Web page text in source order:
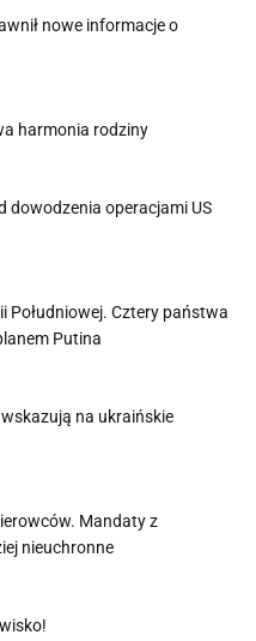
nowe informacje o
harmonia rodziny
dowodzenia operacjami US
Południowej. Cztery państwa
Putina
wskazują na ukraińskie
Mandaty z
nieuchronne